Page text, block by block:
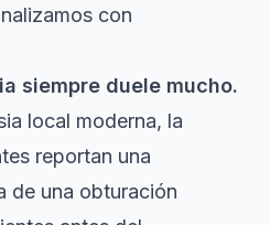
con
siempre duele mucho.
local moderna, la
reportan una
de una obturación